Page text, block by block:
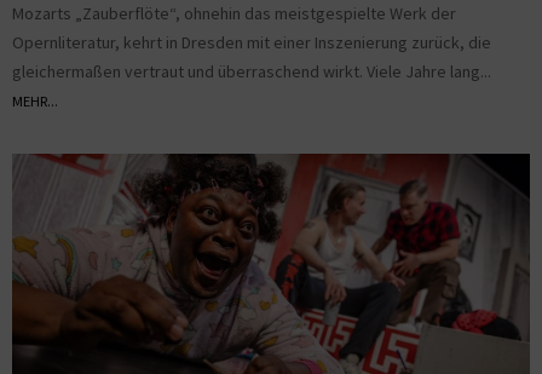
Mozarts „Zauberflöte“, ohnehin das meistgespielte Werk der
Opernliteratur, kehrt in Dresden mit einer Inszenierung zurück, die
gleichermaßen vertraut und überraschend wirkt. Viele Jahre lang...
MEHR...